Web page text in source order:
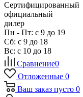
Сертифицированный
официальный
дилер
Пн - Пт: с 9 до 19
Сб: с 9 до 18
Вс: с 10 до 18
Сравнение0
Отложенные 0
Ваш заказ пусто 0